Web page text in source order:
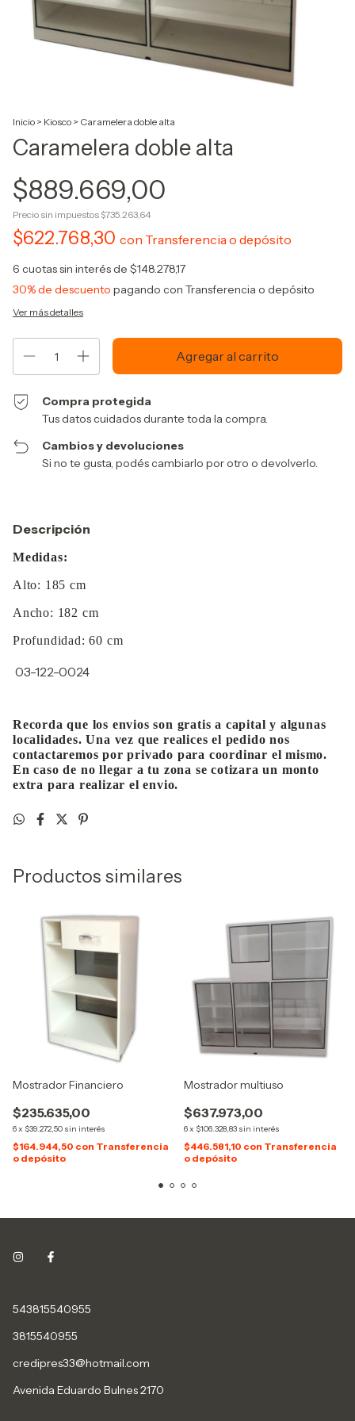
Inicio > Kiosco > Caramelera doble alta
Caramelera doble alta
$889.669,00
Precio sin impuestos $735.263,64
$622.768,30 con Transferencia o depósito
6 cuotas sin interés de $148.278,17
30% de descuento pagando con Transferencia o depósito
Ver más detalles
Compra protegida
Tus datos cuidados durante toda la compra.
Cambios y devoluciones
Si no te gusta, podés cambiarlo por otro o devolverlo.
Descripción
Medidas:
Alto: 185 cm
Ancho: 182 cm
Profundidad: 60 cm
03-122-0024
Recorda que los envios son gratis a capital y algunas
localidades. Una vez que realices el pedido nos
contactaremos por privado para coordinar el mismo.
En caso de no llegar a tu zona se cotizara un monto
extra para realizar el envio.
Productos similares
Mostrador Financiero
$235.635,00
6x $39.272,50 sin interés
$164.944,50 con Transferencia
o depósito
Mostrador multiuso
$637.973,00
6x $106.328,83 sin interés
$446.581,10 con Transferencia
o depósito
543815540955
3815540955
credipres33@hotmail.com
Avenida Eduardo Bulnes 2170